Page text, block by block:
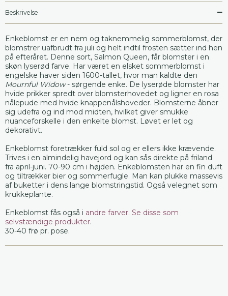
Beskrivelse
Enkeblomst er en nem og taknemmelig sommerblomst, der
blomstrer uafbrudt fra juli og helt indtil frosten sætter ind hen
på efteråret. Denne sort, Salmon Queen, får blomster i en
skøn lyserød farve. Har været en elsket sommerblomst i
engelske haver siden 1600-tallet, hvor man kaldte den
Mournful Widow- sørgende enke. De lyserøde blomster har
hvide prikker spredt over blomsterhovedet og ligner en rosa
nålepude med hvide knappenålshoveder. Blomsterne åbner
sig udefra og ind mod midten, hvilket giver smukke
nuanceforskelle i den enkelte blomst. Løvet er let og
dekorativt.
Enkeblomst foretrækker fuld sol og er ellers ikke krævende.
Trives i en almindelig havejord og kan sås direkte på friland
fra april-juni. 70-90 cm i højden. Enkeblomsten har en fin duft
og tiltrækker bier og sommerfugle. Man kan plukke massevis
af buketter i dens lange blomstringstid. Også velegnet som
krukkeplante.
Enkeblomst fås også i andre farver. Se disse som
selvstændige produkter.
30-40 frø pr. pose.